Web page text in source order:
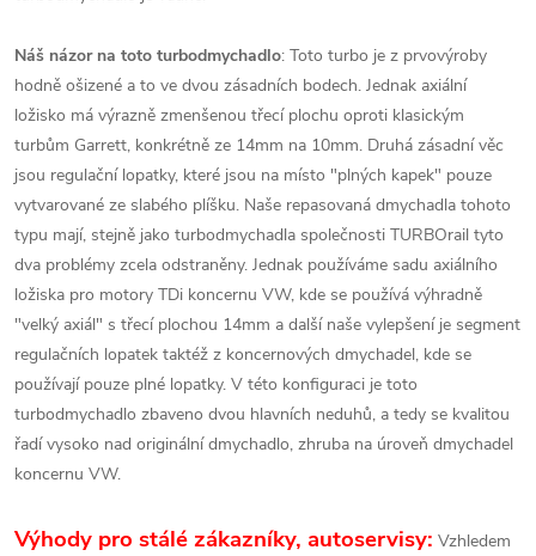
Náš názor na toto turbodmychadlo: Toto turbo je z prvovýroby
hodně ošizené a to ve dvou zásadních bodech. Jednak axiální
ložisko má výrazně zmenšenou třecí plochu oproti klasickým
turbům Garrett, konkrétně ze 14mm na 10mm. Druhá zásadní věc
jsou regulační lopatky, které jsou na místo "plných kapek" pouze
vytvarované ze slabého plíšku. Naše repasovaná dmychadla tohoto
typu mají, stejně jako turbodmychadla společnosti TURBOrail tyto
dva problémy zcela odstraněny. Jednak používáme sadu axiálního
ložiska pro motory TDi koncernu VW, kde se používá výhradně
"velký axiál" s třecí plochou 14mm a další naše vylepšení je segment
regulačních lopatek taktéž z koncernových dmychadel, kde se
používají pouze plné lopatky. V této konfiguraci je toto
turbodmychadlo zbaveno dvou hlavních neduhů, a tedy se kvalitou
řadí vysoko nad originální dmychadlo, zhruba na úroveň dmychadel
koncernu VW.
Výhody pro stálé zákazníky, autoservisy: Vzhledem